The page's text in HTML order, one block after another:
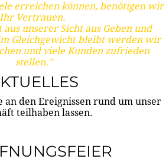
erreichen können, benötigen wir
Ihr Vertrauen.
aus unserer Sicht aus Geben und
Gleichgewicht bleibt werden wir
und viele Kunden zufrieden
stellen."
den Ereignissen rund um unser
teilhaben lassen.